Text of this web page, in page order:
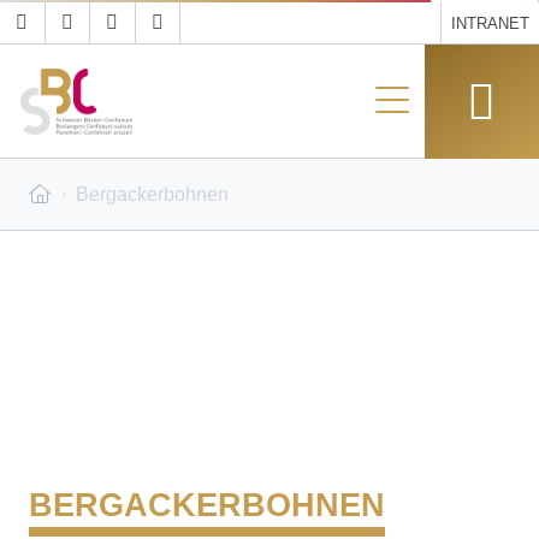
INTRANET
Bergackerbohnen
BERGACKERBOHNEN